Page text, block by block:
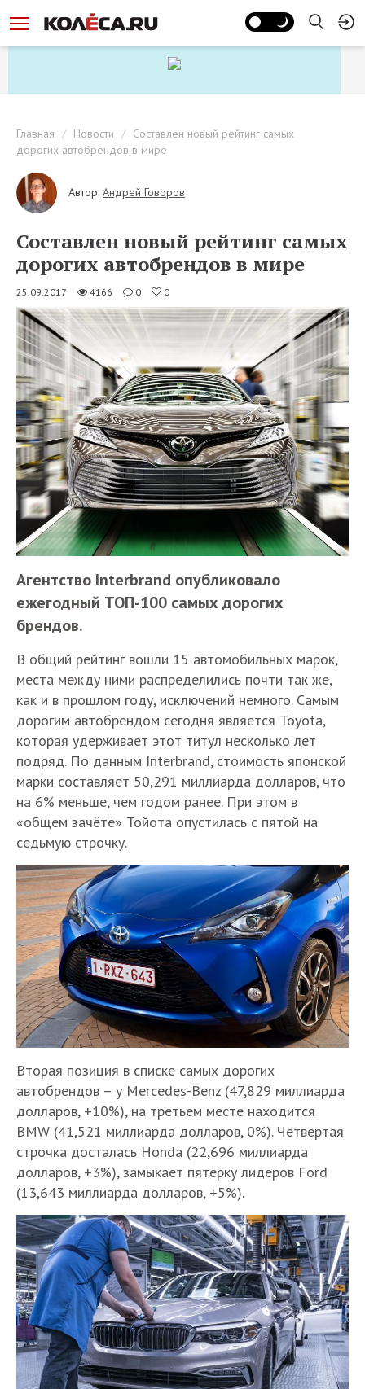
Главная Новости
Составлен новый рейтинг самых
дорогих автобрендов в мире
Автор: Андрей Говоров
Составлен новый рейтинг самых
дорогих автобрендов в мире
25.09.2017 4166 0 0
Агентство Interbrand опубликовало
ежегодный ТОП-100 самых дорогих
брендов.
В общий рейтинг вошли 15 автомобильных марок,
места между ними распределились почти так же,
как и в прошлом году, исключений немного. Самым
дорогим автобрендом сегодня является Toyota,
которая удерживает этот титул несколько лет
подряд. По данным Interbrand, стоимость японской
марки составляет 50,291 миллиарда долларов, что
на 6% меньше, чем годом ранее. При этом в
«общем зачёте» Тойота опустилась с пятой на
седьмую строчку.
Вторая позиция в списке самых дорогих
автобрендов – у Mercedes-Benz (47,829 миллиарда
долларов, +10%), на третьем месте находится
BMW (41,521 миллиарда долларов, 0%). Четвертая
строчка досталась Honda (22,696 миллиарда
долларов, +3%), замыкает пятерку лидеров Ford
(13,643 миллиарда долларов, +5%).